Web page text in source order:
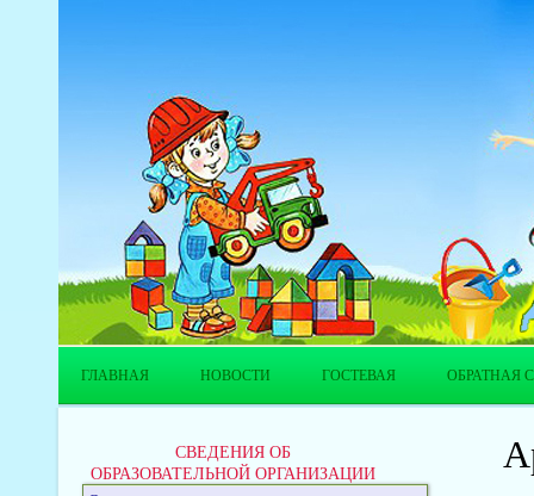
ГЛАВНАЯ НОВОСТИ ГОСТЕВАЯ ОБРАТНАЯ
СВЕДЕНИЯ ОБ
ОБРАЗОВАТЕЛЬНОЙ ОРГАНИЗАЦИИ